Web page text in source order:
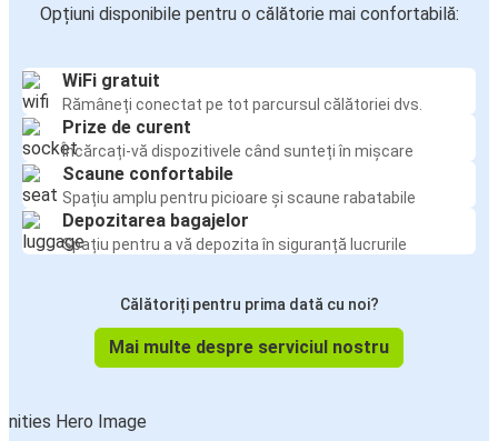
Opțiuni disponibile pentru o călătorie mai confortabilă:
WiFi gratuit
Rămâneți conectat pe tot parcursul călătoriei dvs.
Prize de curent
Încărcați-vă dispozitivele când sunteți în mișcare
Scaune confortabile
Spațiu amplu pentru picioare și scaune rabatabile
Depozitarea bagajelor
Spațiu pentru a vă depozita în siguranță lucrurile
Călătoriți pentru prima dată cu noi?
Mai multe despre serviciul nostru